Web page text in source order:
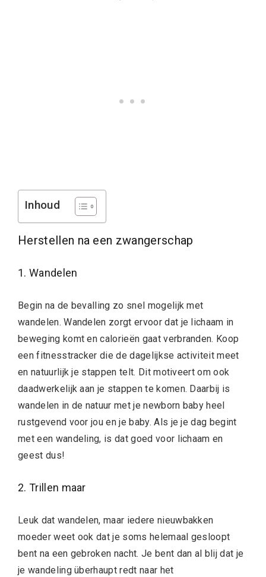
Inhoud
Herstellen na een zwangerschap
1. Wandelen
Begin na de bevalling zo snel mogelijk met
wandelen. Wandelen zorgt ervoor dat je lichaam in
beweging komt en calorieën gaat verbranden. Koop
een fitnesstracker die de dagelijkse activiteit meet
en natuurlijk je stappen telt. Dit motiveert om ook
daadwerkelijk aan je stappen te komen. Daarbij is
wandelen in de natuur met je newborn baby heel
rustgevend voor jou en je baby. Als je je dag begint
met een wandeling, is dat goed voor lichaam en
geest dus!
2. Trillen maar
Leuk dat wandelen, maar iedere nieuwbakken
moeder weet ook dat je soms helemaal gesloopt
bent na een gebroken nacht. Je bent dan al blij dat je
je wandeling überhaupt redt naar het